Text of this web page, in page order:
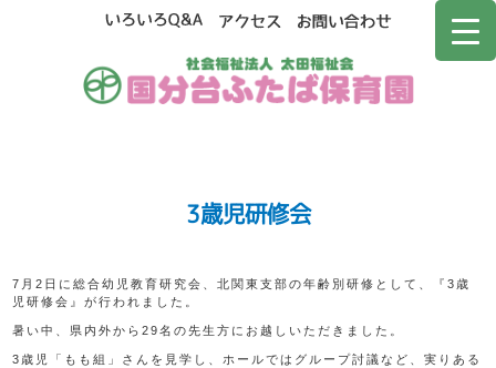
3歳児研修会
7月2日に総合幼児教育研究会、北関東支部の年齢別研修として、『3歳
児研修会』が行われました。
暑い中、県内外から29名の先生方にお越しいただきました。
3歳児「もも組」さんを見学し、ホールではグループ討議など、実りある